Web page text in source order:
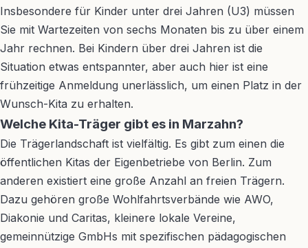
Insbesondere für Kinder unter drei Jahren (U3) müssen
Sie mit Wartezeiten von sechs Monaten bis zu über einem
Jahr rechnen. Bei Kindern über drei Jahren ist die
Situation etwas entspannter, aber auch hier ist eine
frühzeitige Anmeldung unerlässlich, um einen Platz in der
Wunsch-Kita zu erhalten.
Welche Kita-Träger gibt es in Marzahn?
Die Trägerlandschaft ist vielfältig. Es gibt zum einen die
öffentlichen Kitas der Eigenbetriebe von Berlin. Zum
anderen existiert eine große Anzahl an freien Trägern.
Dazu gehören große Wohlfahrtsverbände wie AWO,
Diakonie und Caritas, kleinere lokale Vereine,
gemeinnützige GmbHs mit spezifischen pädagogischen